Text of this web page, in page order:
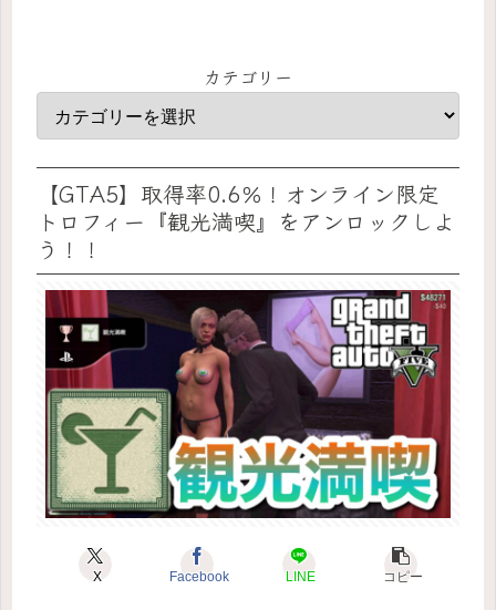
カテゴリー
【GTA5】取得率0.6％！オンライン限定
トロフィー『観光満喫』をアンロックしよ
う！！
X Facebook LINE コピー